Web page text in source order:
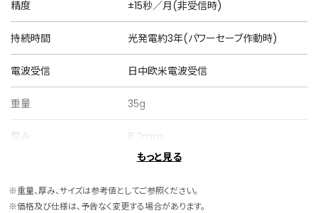
精度 ±15秒／月(非受信時)
持続時間 光発電約3年(パワーセーブ作動時)
電波受信 日中欧米電波受信
重量 35g
厚み 8.2mm
ケース素材 スーパーチタニウム
もっと見る
※重量、厚み、サイズは参考値としてご参照ください。
※価格及び仕様は、予告なく変更する場合があります。